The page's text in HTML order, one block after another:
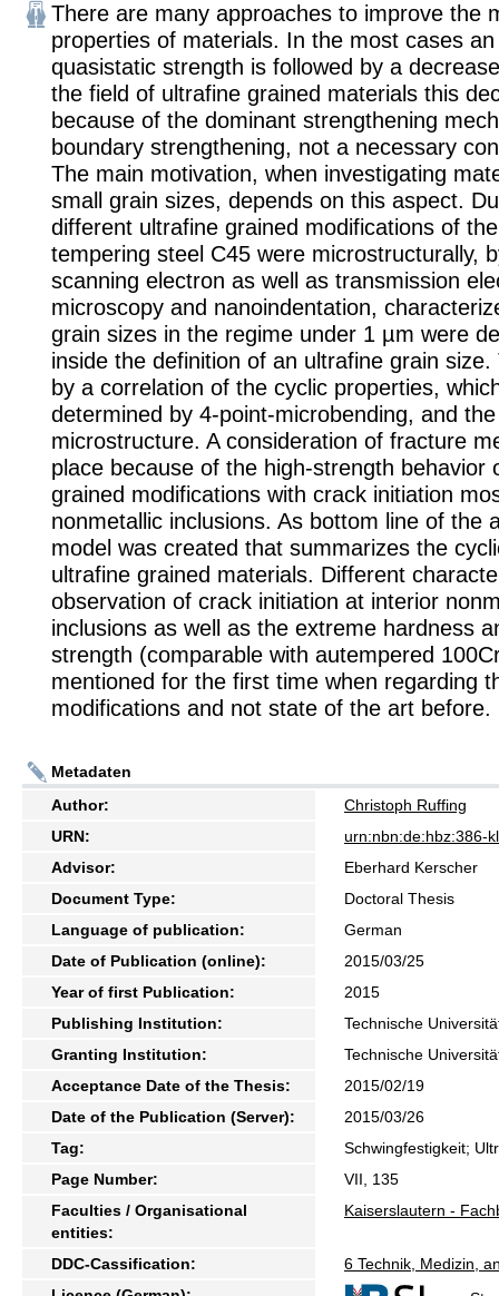
There are many approaches to improve the
properties of materials. In the most cases
quasistatic strength is followed by a
the field of ultrafine grained materials this
because of the dominant strengthening
boundary strengthening, not a necessary
The main motivation, when investigating
small grain sizes, depends on this aspect.
different ultrafine grained modifications of
tempering steel C45 were microstructurally,
scanning electron as well as transmission
microscopy and nanoindentation,
grain sizes in the regime under 1 µm were
inside the definition of an ultrafine grain size.
by a correlation of the cyclic properties,
determined by 4-point-microbending, and the
microstructure. A consideration of fracture
place because of the high-strength behavior
grained modifications with crack initiation
nonmetallic inclusions. As bottom line of the
model was created that summarizes the
ultrafine grained materials. Different
observation of crack initiation at interior
inclusions as well as the extreme hardness
strength (comparable with autempered
mentioned for the first time when regarding
modifications and not state of the art before.
Metadaten
Author:
Christoph Ruffing
URN:
urn:nbn:de:hbz:386-
Advisor:
Eberhard Kerscher
Document Type:
Doctoral Thesis
Language of publication:
German
Date of Publication (online):
2015/03/25
Year of first Publication:
2015
Publishing Institution:
Technische
Granting Institution:
Technische
Acceptance Date of the Thesis:
2015/02/19
Date of the Publication (Server):
2015/03/26
Tag:
Schwingfestigkeit;
Page Number:
VII, 135
Faculties / Organisational
entities:
Kaiserslautern -
DDC-Cassification:
6 Technik, Medizin,